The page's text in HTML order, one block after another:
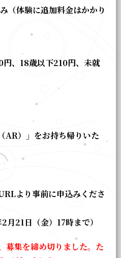
（体験に追加料金はかかり
、18歳以下210円、未就
AR）」をお持ち帰りいた
より事前に申込みくださ
月21日（金）17時まで）
募集を締め切りました。た